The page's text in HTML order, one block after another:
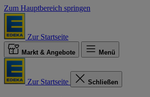
Zum Hauptbereich springen
Zur Startseite
Markt & Angebote Menü
Zur Startseite Schließen